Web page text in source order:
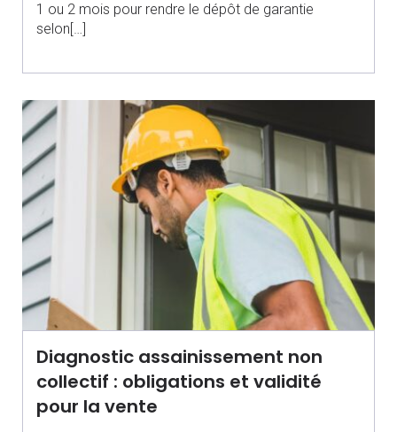
1 ou 2 mois pour rendre le dépôt de garantie
selon[…]
Diagnostic assainissement non
collectif : obligations et validité
pour la vente